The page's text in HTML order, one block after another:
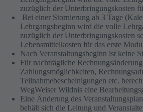
zuzüglich der Unterbringungskosten
Bei einer Stornierung ab 3 Tage
Lehrgangsbeginn wird die volle
zuzüglich der Unterbringungskosten
Lebensmittelkosten für das erste
Nach Veranstaltungsbeginn ist keine
Für nachträgliche
Zahlungsmöglichkeiten,
Teilnahmebescheinigungen etc.
WegWeiser Wildnis eine
Eine Änderung des
behält sich die Leitung und